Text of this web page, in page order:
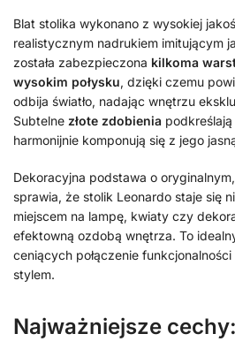
Blat stolika wykonano z wysokiej
realistycznym nadrukiem imitującym
została zabezpieczona kilkoma
wysokim połysku, dzięki czemu
odbija światło, nadając wnętrzu
Subtelne złote zdobienia
harmonijnie komponują się z jego
Dekoracyjna podstawa o
sprawia, że stolik Leonardo staje się
miejscem na lampę, kwiaty czy
efektowną ozdobą wnętrza. To
ceniących połączenie
stylem.
Najważniejsze cechy: